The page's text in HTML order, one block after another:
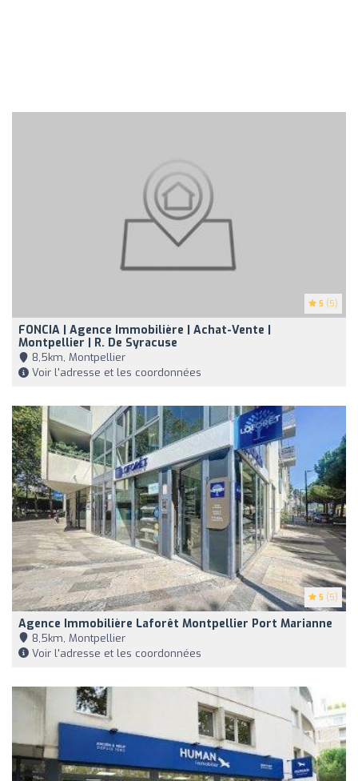
5 (5)
FONCIA | Agence Immobilière | Achat-Vente |
Montpellier | R. De Syracuse
8,5km, Montpellier
Voir l'adresse et les coordonnées
5 (5)
Agence Immobilière Laforêt Montpellier Port Marianne
8,5km, Montpellier
Voir l'adresse et les coordonnées